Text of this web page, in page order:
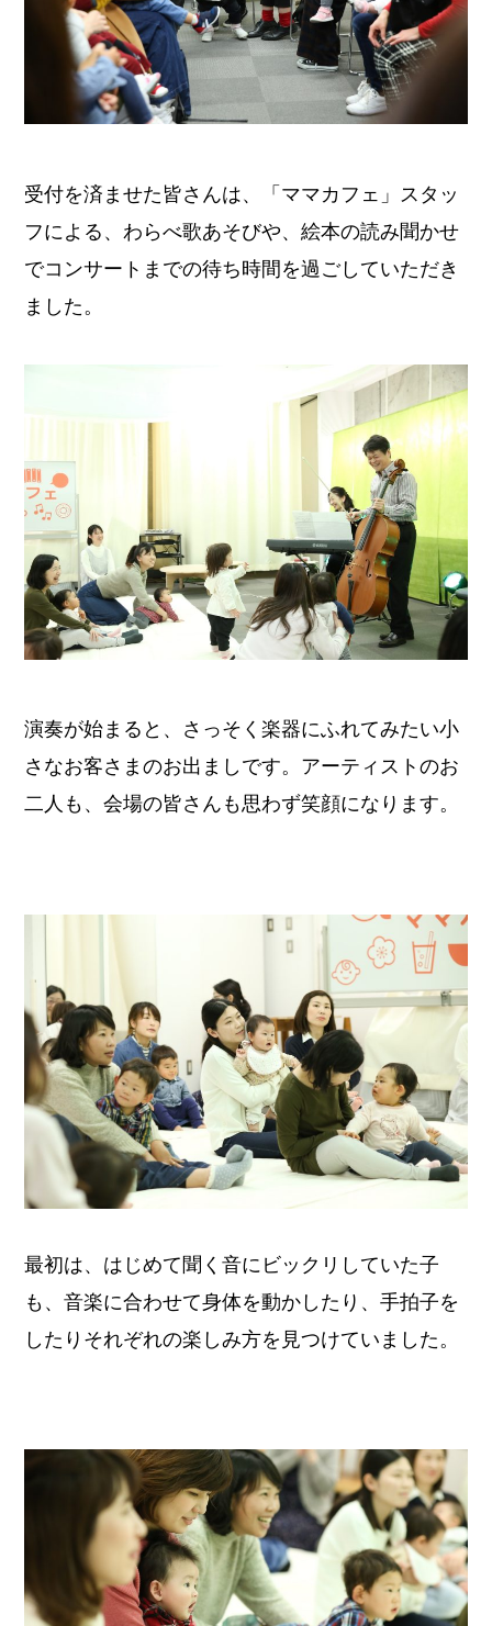
受付を済ませた皆さんは、「ママカフェ」スタッ
フによる、わらべ歌あそびや、絵本の読み聞かせ
でコンサートまでの待ち時間を過ごしていただき
ました。
演奏が始まると、さっそく楽器にふれてみたい小
さなお客さまのお出ましです。アーティストのお
二人も、会場の皆さんも思わず笑顔になります。
最初は、はじめて聞く音にビックリしていた子
も、音楽に合わせて身体を動かしたり、手拍子を
したりそれぞれの楽しみ方を見つけていました。